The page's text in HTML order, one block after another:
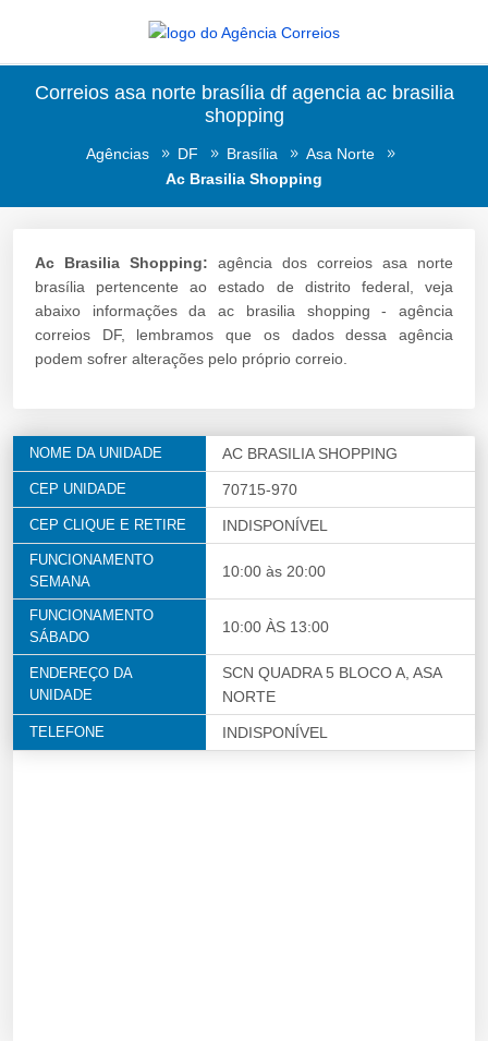
Correios asa norte brasília df agencia ac brasilia
shopping
Agências DF Brasília
Asa Norte
Ac Brasilia Shopping
Ac Brasilia Shopping: agência dos correios asa norte
brasília pertencente ao estado de distrito federal, veja
abaixo informações da ac brasilia shopping - agência
correios DF, lembramos que os dados dessa agência
podem sofrer alterações pelo próprio correio.
NOME DA UNIDADE AC BRASILIA SHOPPING
CEP UNIDADE 70715-970
CEP CLIQUE E RETIRE INDISPONÍVEL
FUNCIONAMENTO
SEMANA
10:00 às 20:00
FUNCIONAMENTO
SÁBADO
10:00 ÀS 13:00
ENDEREÇO DA
UNIDADE
SCN QUADRA 5 BLOCO A, ASA
NORTE
TELEFONE INDISPONÍVEL